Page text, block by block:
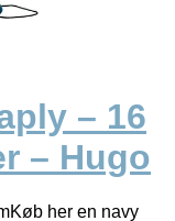
– 16
– Hugo
her en navy